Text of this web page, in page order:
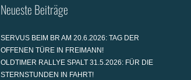
Neueste Beiträge
SERVUS BEIM BR AM 20.6.2026: TAG DER
OFFENEN TÜRE IN FREIMANN!
OLDTIMER RALLYE SPALT 31.5.2026: FÜR DIE
STERNSTUNDEN IN FAHRT!